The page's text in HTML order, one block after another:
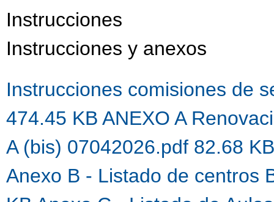
Instrucciones
Instrucciones y anexos
Instrucciones comisiones de
474.45 KB ANEXO A
A (bis) 07042026.pdf 82.68
Anexo B - Listado de centros